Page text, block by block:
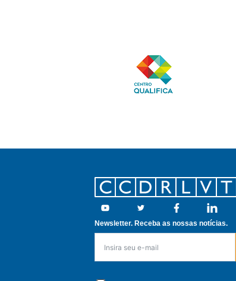
Footer
Youtube Twitter Facebook Linkedin
Newsletter. Receba as nossas notícias.